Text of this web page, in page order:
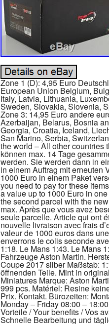
Zone 1 (D): 4,95 Euro
European Union Belgium,
Italy, Latvia, Lithuania,
Sweden, Slovakia, Slovenia,
Zone 3: 14,95 Euro andere
Azerbaijan, Belarus, Bosnia
Georgia, Croatia, Iceland,
San Marino, Serbia,
the world – All other countries
können max. 14 Tage
werden. Sie werden dann in
in einem Auftrag mit erneuten
1000 Euro in einem Paket
you need to pay for these
a value up to 1000 Euro in
the second parcel with the
max. Après que vous avez
seule parcelle. Article qui ont
nouvelle livraison avec frais
valeur de 1000 euros dans
enverrons le colis seconde
1:18. Le Mans 1:43. Le Mans
Fahrzeuge Aston Martin.
Coupe 2017 silber Maßstab:
öffnenden Teile. Mint in
Miniatures Marque: Aston
999 pcs. Matériel: Resine
Prix. Kontakt. Bürozeiten:
Monday – Friday 08:00 –
Vorteile / Your benefits / Vos
Schnelle Bearbeitung und